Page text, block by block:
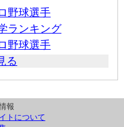
野球選手
ランキング
野球選手
る
報
トについて